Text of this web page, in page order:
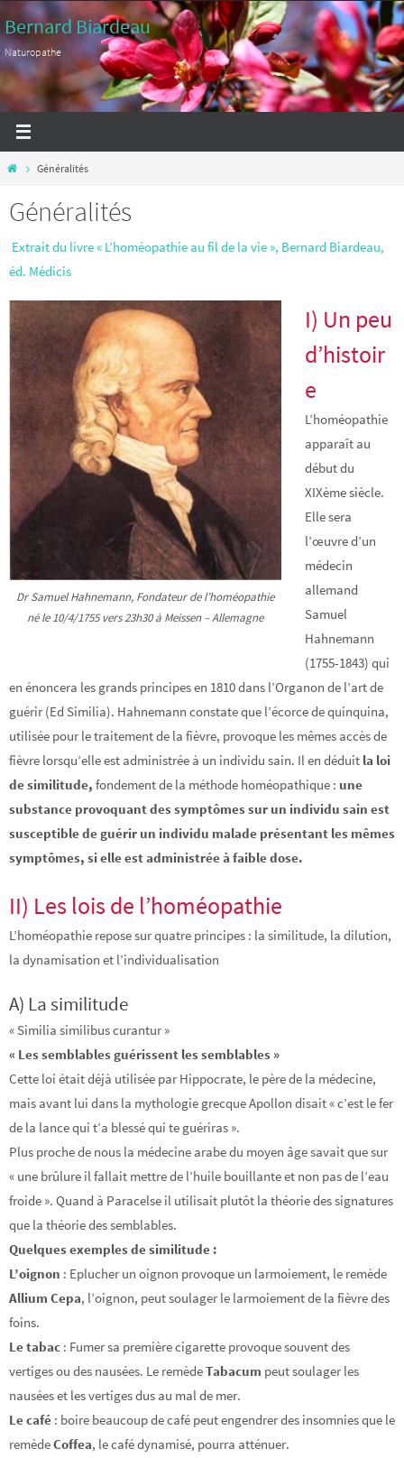
Passer
vers
le
contenu
Bernard Biardeau
Naturopathe
HomeGénéralités
Généralités
Extrait du livre « L’homéopathie au fil de la vie », Bernard Biardeau,
éd. Médicis
Dr Samuel Hahnemann, Fondateur de l’homéopathie
né le 10/4/1755 vers 23h30 à Meissen – Allemagne
I) Un peu
d’histoir
e
L’homéopathie
apparaît au
début du
XIXème siècle.
Elle sera
l’œuvre d’un
médecin
allemand
Samuel
Hahnemann
(1755-1843) qui
en énoncera les grands principes en 1810 dans l’Organon de l’art de
guérir (Ed Similia). Hahnemann constate que l’écorce de quinquina,
utilisée pour le traitement de la fièvre, provoque les mêmes accès de
fièvre lorsqu’elle est administrée à un individu sain. Il en déduit la loi
de similitude, fondement de la méthode homéopathique : une
substance provoquant des symptômes sur un individu sain est
susceptible de guérir un individu malade présentant les mêmes
symptômes, si elle est administrée à faible dose.
II) Les lois de l’homéopathie
L’homéopathie repose sur quatre principes : la similitude, la dilution,
la dynamisation et l’individualisation
A) La similitude
« Similia similibus curantur »
« Les semblables guérissent les semblables »
Cette loi était déjà utilisée par Hippocrate, le père de la médecine,
mais avant lui dans la mythologie grecque Apollon disait « c’est le fer
de la lance qui t’a blessé qui te guériras ».
Plus proche de nous la médecine arabe du moyen âge savait que sur
« une brûlure il fallait mettre de l’huile bouillante et non pas de l’eau
froide ». Quand à Paracelse il utilisait plutôt la théorie des signatures
que la théorie des semblables.
Quelques exemples de similitude :
L’oignon : Eplucher un oignon provoque un larmoiement, le remède
Allium Cepa, l’oignon, peut soulager le larmoiement de la fièvre des
foins.
Le tabac : Fumer sa première cigarette provoque souvent des
vertiges ou des nausées. Le remèdeTabacum peut soulager les
nausées et les vertiges dus au mal de mer.
Le café : boire beaucoup de café peut engendrer des insomnies que le
remèdeCoffea, le café dynamisé, pourra atténuer.